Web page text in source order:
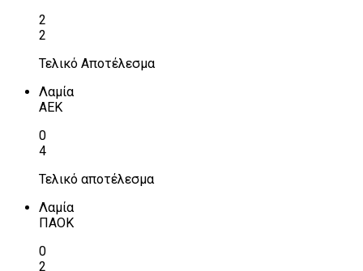
2
2
Τελικό Αποτέλεσμα
Λαμία
ΑΕΚ
0
4
Τελικό αποτέλεσμα
Λαμία
ΠΑΟΚ
0
2